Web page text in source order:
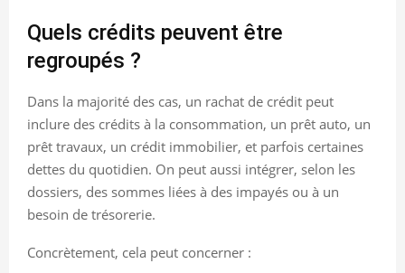
Quels crédits peuvent être
regroupés ?
Dans la majorité des cas, un rachat de crédit peut
inclure des crédits à la consommation, un prêt auto, un
prêt travaux, un crédit immobilier, et parfois certaines
dettes du quotidien. On peut aussi intégrer, selon les
dossiers, des sommes liées à des impayés ou à un
besoin de trésorerie.
Concrètement, cela peut concerner :